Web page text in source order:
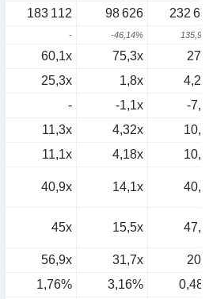
183 112 98 626 232
- -46,14%
60,1x 75,3x
25,3x 1,8x
- -1,1x
-
11,3x 4,32x
11,1x 4,18x
40,9x 14,1x
45x 15,5x
56,9x 31,7x
1,76% 3,16%